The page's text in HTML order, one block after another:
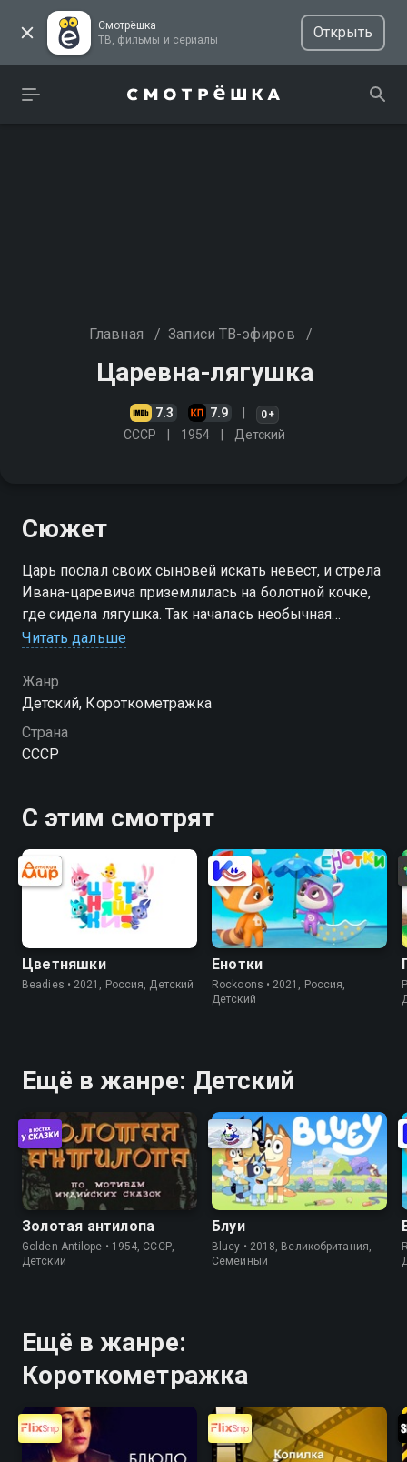
Смотрёшка
ТВ, фильмы и сериалы
Открыть
Главная / Записи ТВ-эфиров /
Царевна-лягушка
7.3 7.9 0+
СССР 1954 Детский
Сюжет
Царь послал своих сыновей искать невест, и стрела
Ивана-царевича приземлилась на болотной кочке,
где сидела лягушка. Так началась необычная
история о превращении лягушки в прекрасную
Читать дальше
Жанр
Детский, Короткометражка
Страна
СССР
С этим смотрят
Цветняшки
Beadies • 2021, Россия, Детский
Енотки
Rockoons • 2021, Россия,
Детский
Ещё в жанре: Детский
Золотая антилопа
Golden Antilope • 1954, СССР,
Детский
Блуи
Bluey • 2018, Великобритания,
Cемейный
Ещё в жанре:
Короткометражка